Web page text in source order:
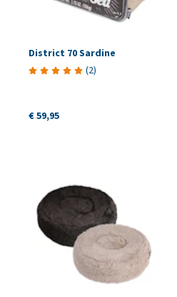
District 70 Sardine
(2)
€ 59,95